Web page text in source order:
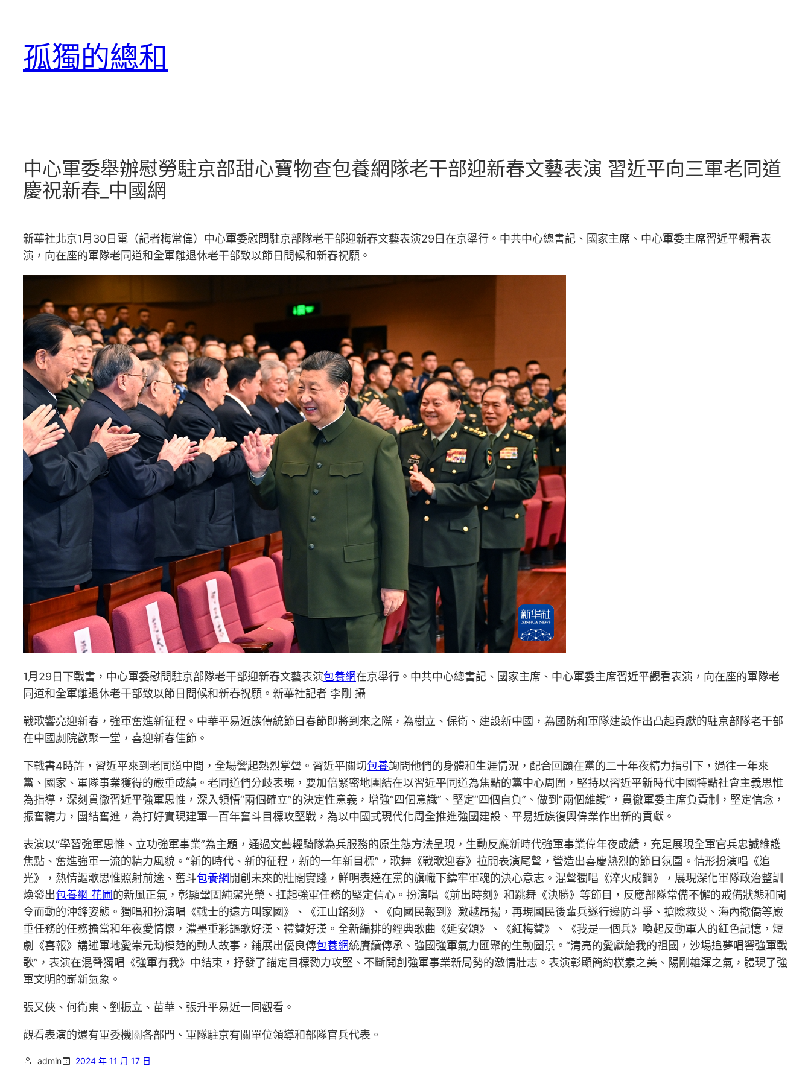
孤獨的總和
中心軍委舉辦慰勞駐京部甜心寶物查包養網隊老干部迎新春文藝表演 習近平向三軍老同道
慶祝新春_中國網
新華社北京1月30日電（記者梅常偉）中心軍委慰問駐京部隊老干部迎新春文藝表演29日在京舉行。中共中心總書記、國家主席、中心軍委主席習近平觀看表
演，向在座的軍隊老同道和全軍離退休老干部致以節日問候和新春祝願。
1月29日下戰書，中心軍委慰問駐京部隊老干部迎新春文藝表演包養網在京舉行。中共中心總書記、國家主席、中心軍委主席習近平觀看表演，向在座的軍隊老
同道和全軍離退休老干部致以節日問候和新春祝願。新華社記者 李剛 攝
戰歌響亮迎新春，強軍奮進新征程。中華平易近族傳統節日春節即將到來之際，為樹立、保衛、建設新中國，為國防和軍隊建設作出凸起貢獻的駐京部隊老干部
在中國劇院歡聚一堂，喜迎新春佳節。
下戰書4時許，習近平來到老同道中間，全場響起熱烈掌聲。習近平關切包養詢問他們的身體和生涯情況，配合回顧在黨的二十年夜精力指引下，過往一年來
黨、國家、軍隊事業獲得的嚴重成績。老同道們分歧表現，要加倍緊密地團結在以習近平同道為焦點的黨中心周圍，堅持以習近平新時代中國特點社會主義思惟
為指導，深刻貫徹習近平強軍思惟，深入領悟“兩個確立”的決定性意義，增強“四個意識”、堅定“四個自負”、做到“兩個維護”，貫徹軍委主席負責制，堅定信念，
振奮精力，團結奮進，為打好實現建軍一百年奮斗目標攻堅戰，為以中國式現代化周全推進強國建設、平易近族復興偉業作出新的貢獻。
表演以“學習強軍思惟、立功強軍事業”為主題，通過文藝輕騎隊為兵服務的原生態方法呈現，生動反應新時代強軍事業偉年夜成績，充足展現全軍官兵忠誠維護
焦點、奮進強軍一流的精力風貌。“新的時代、新的征程，新的一年新目標”，歌舞《戰歌迎春》拉開表演尾聲，營造出喜慶熱烈的節日氛圍。情形扮演唱《追
光》，熱情謳歌思惟照射前途、奮斗包養網 開創未來的壯闊實踐，鮮明表達在黨的旗幟下鑄牢軍魂的決心意志。混聲獨唱《淬火成鋼》，展現深化軍隊政治整訓
煥發出包養網 花圃的新風正氣，彰顯鞏固純潔光榮、扛起強軍任務的堅定信心。扮演唱《前出時刻》和跳舞《決勝》等節目，反應部隊常備不懈的戒備狀態和聞
令而動的沖鋒姿態。獨唱和扮演唱《戰士的遠方叫家國》、《江山銘刻》、《向國民報到》激越昂揚，再現國民後輩兵遂行邊防斗爭、搶險救災、海內撤僑等嚴
重任務的任務擔當和年夜愛情懷，濃墨重彩謳歌好漢、禮贊好漢。全新編排的經典歌曲《延安頌》、《紅梅贊》、《我是一個兵》喚起反動軍人的紅色記憶，短
劇《喜報》講述軍地愛崇元勳模范的動人故事，鋪展出優良傳包養網統賡續傳承、強國強軍氣力匯聚的生動圖景。“清亮的愛獻給我的祖國，沙場追夢唱響強軍戰
歌”，表演在混聲獨唱《強軍有我》中結束，抒發了錨定目標勠力攻堅、不斷開創強軍事業新局勢的激情壯志。表演彰顯簡約樸素之美、陽剛雄渾之氣，體現了強
軍文明的嶄新氣象。
張又俠、何衛東、劉振立、苗華、張升平易近一同觀看。
觀看表演的還有軍委機關各部門、軍隊駐京有關單位領導和部隊官兵代表。
admin 2024 年 11 月 17 日